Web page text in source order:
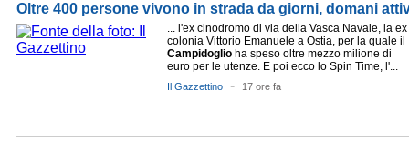
Oltre 400 persone vivono in strada da giorni, domani
... l'ex cinodromo di via della Vasca Navale, la ex
colonia Vittorio Emanuele a Ostia, per la quale il
Campidoglio ha speso oltre mezzo milione di
euro per le utenze. E poi ecco lo Spin Time, l'...
Il Gazzettino - 17 ore fa